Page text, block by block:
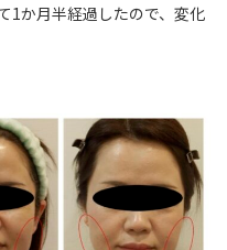
1か月半経過したので、変化